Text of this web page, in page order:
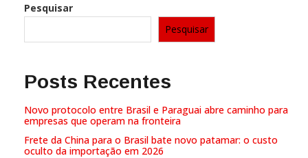
Pesquisar
Pesquisar
Posts Recentes
Novo protocolo entre Brasil e Paraguai abre caminho para
empresas que operam na fronteira
Frete da China para o Brasil bate novo patamar: o custo
oculto da importação em 2026